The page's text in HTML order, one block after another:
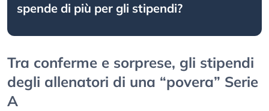
spende di più per gli stipendi?
Tra conferme e sorprese, gli stipendi
degli allenatori di una “povera” Serie
A